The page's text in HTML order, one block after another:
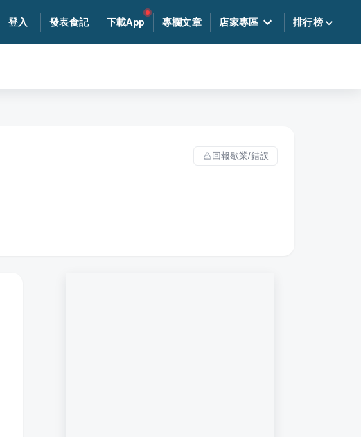
登入 發表食記 下載App 專欄文章 店家專區 排行榜
回報歇業/錯誤